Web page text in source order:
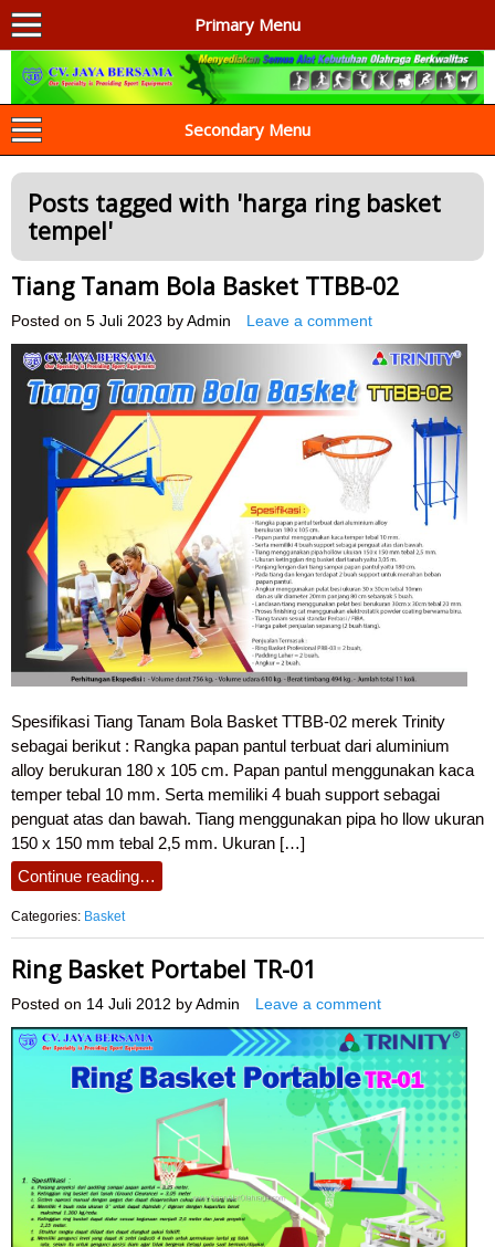
Primary Menu
AGEN ALAT OLAHRAGA
Menyediakan Alat Olahraga Terlengkap di Indonesia
Secondary Menu
Posts tagged with 'harga ring basket
tempel'
Tiang Tanam Bola Basket TTBB-02
Posted on 5 Juli 2023 by Admin Leave a comment
Spesifikasi Tiang Tanam Bola Basket TTBB-02 merek Trinity
sebagai berikut : Rangka papan pantul terbuat dari aluminium
alloy berukuran 180 x 105 cm. Papan pantul menggunakan kaca
temper tebal 10 mm. Serta memiliki 4 buah support sebagai
penguat atas dan bawah. Tiang menggunakan pipa ho llow ukuran
150 x 150 mm tebal 2,5 mm. Ukuran […]
Continue reading…
Categories: Basket
Ring Basket Portabel TR-01
Posted on 14 Juli 2012 by Admin Leave a comment